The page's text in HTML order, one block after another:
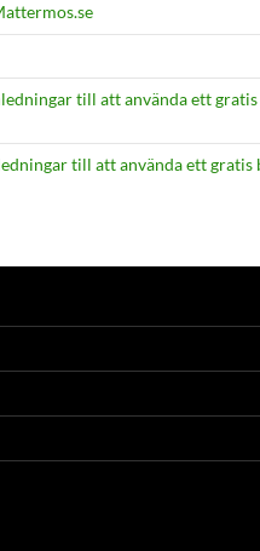
till att använda ett gratis
till att använda ett gratis